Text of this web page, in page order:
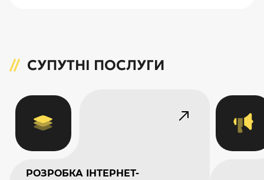
СУПУТНІ ПОСЛУГИ
РОЗРОБКА ІНТЕРНЕТ-